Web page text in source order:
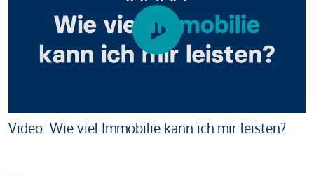
Video: Wie viel Immobilie kann ich mir leisten?